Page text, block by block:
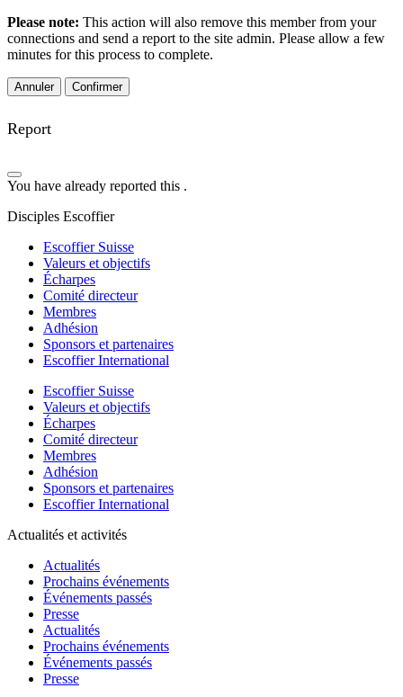
Please note: This action will also remove this member from your
connections and send a report to the site admin. Please allow a few
minutes for this process to complete.
Confirmer
Report
You have already reported this .
Disciples Escoffier
Escoffier Suisse
Valeurs et objectifs
Écharpes
Comité directeur
Membres
Adhésion
Sponsors et partenaires
Escoffier International
Escoffier Suisse
Valeurs et objectifs
Écharpes
Comité directeur
Membres
Adhésion
Sponsors et partenaires
Escoffier International
Actualités et activités
Actualités
Prochains événements
Événements passés
Presse
Actualités
Prochains événements
Événements passés
Presse